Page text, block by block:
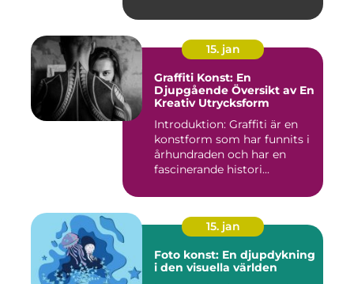
15. jan
Graffiti Konst: En
Djupgående Översikt av En
Kreativ Utrycksform
Introduktion: Graffiti är en
konstform som har funnits i
århundraden och har en
fascinerande histori...
15. jan
Foto konst: En djupdykning
i den visuella världen